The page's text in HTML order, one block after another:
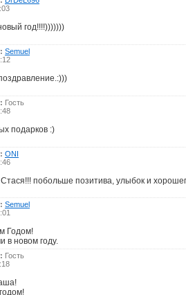
год!!!!)))))))
Semuel
Гость
подарков :)
ONI
побольше позитива, улыбок и
Semuel
Годом!
в новом году.
Гость